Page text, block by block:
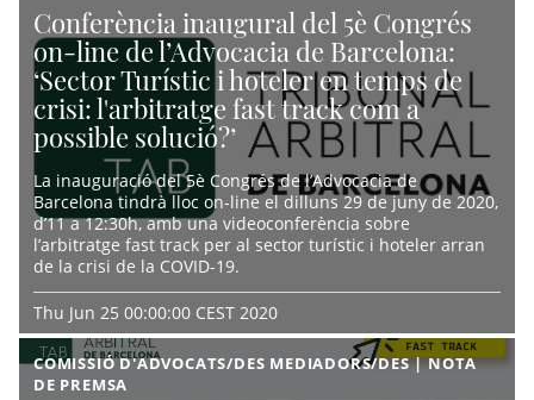
Conferència inaugural del 5è Congrés
on-line de l’Advocacia de Barcelona:
‘Sector Turístic i hoteler en temps de
crisi: l'arbitratge fast track com a
possible solució?’
La inauguració del 5è Congrés de l’Advocacia de
Barcelona tindrà lloc on-line el dilluns 29 de juny de 2020,
d’11 a 12:30h, amb una videoconferència sobre
l’arbitratge fast track per al sector turístic i hoteler arran
de la crisi de la COVID-19.
Thu Jun 25 00:00:00 CEST 2020
COMISSIÓ D'ADVOCATS/DES MEDIADORS/DES | NOTA
DE PREMSA